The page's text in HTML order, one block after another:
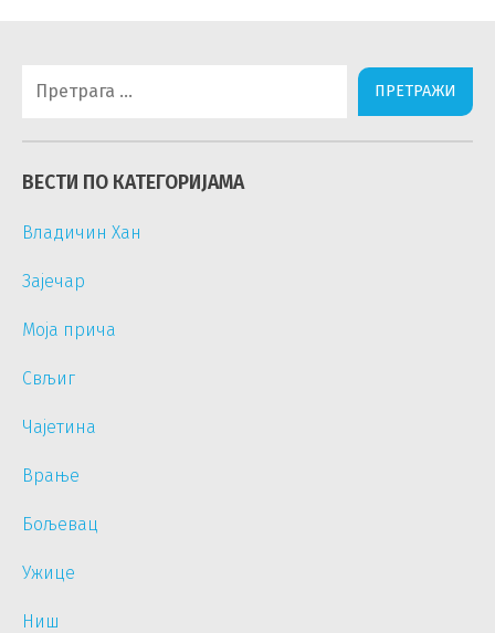
за:
ВЕСТИ ПО КАТЕГОРИЈАМА
Владичин Хан
Зајечар
Моја прича
Свљиг
Чајетина
Врање
Бољевац
Ужице
Ниш